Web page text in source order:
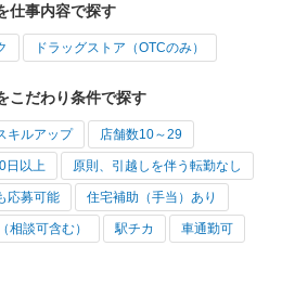
仕事内容で探す
ドラッグストア（OTCのみ）
こだわり条件で探す
キルアップ 店舗数10～29
日以上 原則、引越しを伴う転勤なし
応募可能 住宅補助（手当）あり
相談可含む） 駅チカ 車通勤可